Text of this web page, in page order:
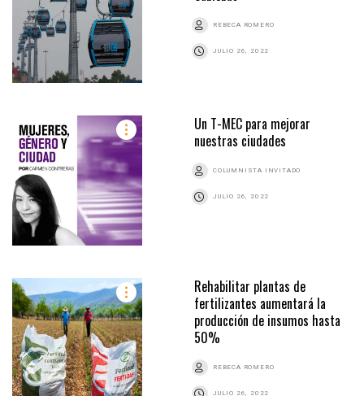
REBECA ROMERO
JULIO 26, 2022
Un T-MEC para mejorar
nuestras ciudades
COLUMNISTA INVITADO
JULIO 26, 2022
Rehabilitar plantas de
fertilizantes aumentará la
producción de insumos hasta
50%
REBECA ROMERO
JULIO 26, 2022